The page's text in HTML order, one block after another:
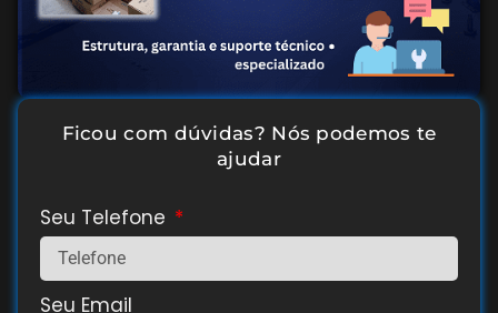
Ficou com dúvidas? Nós podemos te
ajudar
Seu Telefone
Seu Email